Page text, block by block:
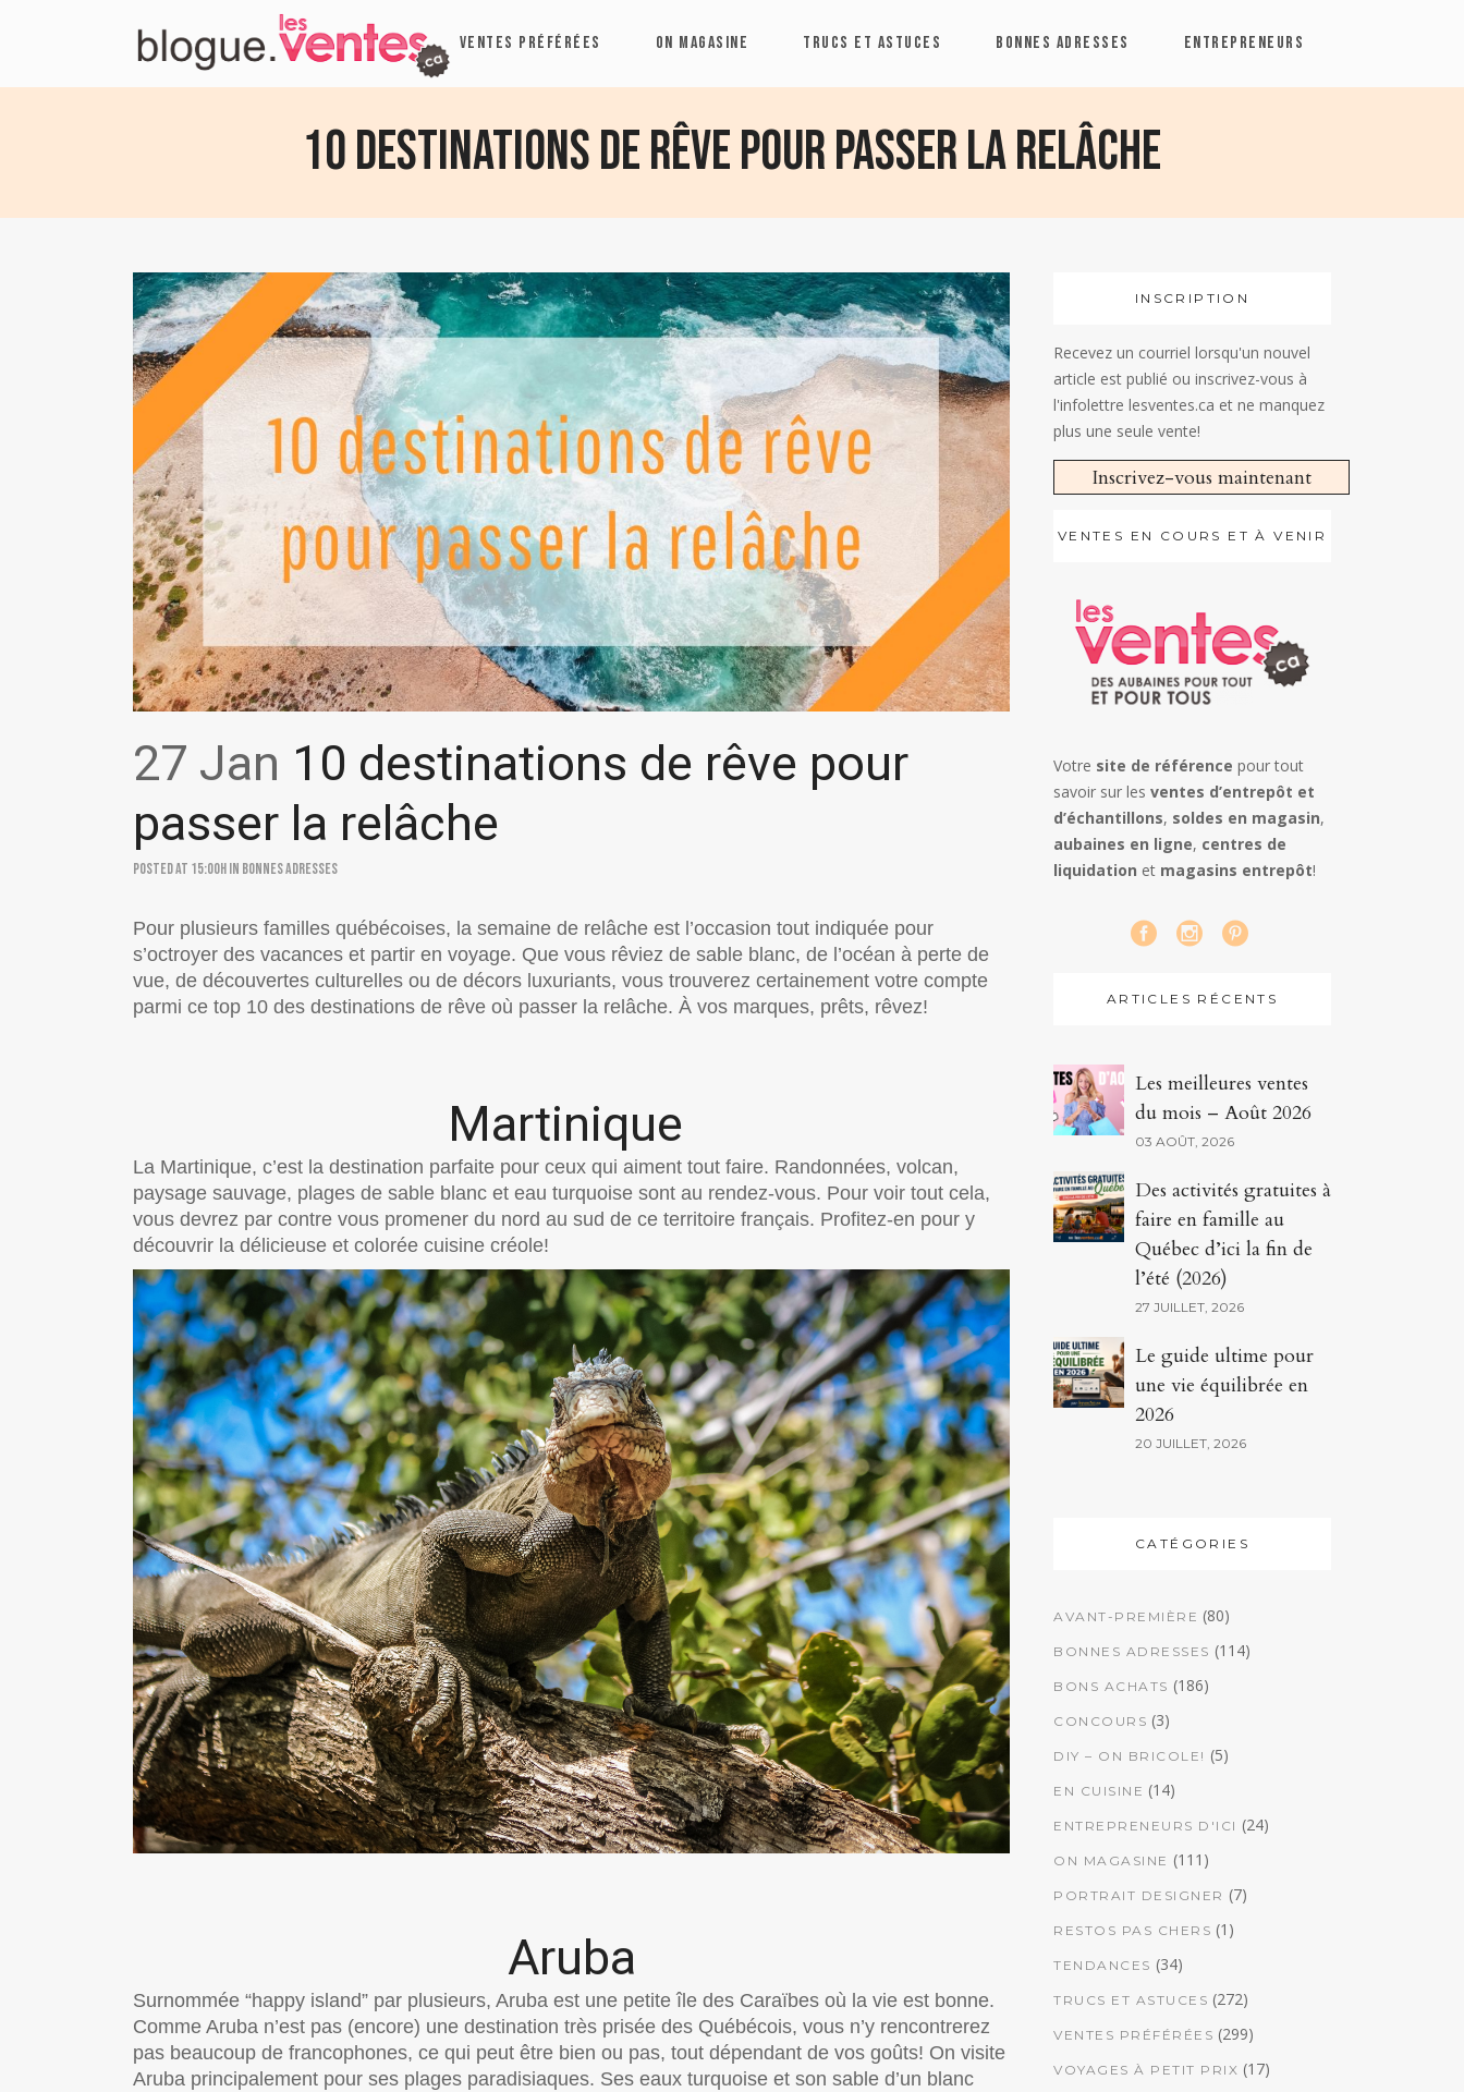
VENTES PRÉFÉRÉES ON MAGASINE TRUCS ET ASTUCES BONNES ADRESSES ENTREPRENEURS
10 destinations de rêve pour passer la relâche
27 Jan 10 destinations de rêve pour
passer la relâche
Posted at 15:00hin Bonnes adresses
Pour plusieurs familles québécoises, la semaine de relâche est l’occasion tout indiquée pour
s’octroyer des vacances et partir en voyage. Que vous rêviez de sable blanc, de l’océan à perte de
vue, de découvertes culturelles ou de décors luxuriants, vous trouverez certainement votre compte
parmi ce top 10 des destinations de rêve où passer la relâche. À vos marques, prêts, rêvez!
Martinique
La Martinique, c’est la destination parfaite pour ceux qui aiment tout faire. Randonnées, volcan,
paysage sauvage, plages de sable blanc et eau turquoise sont au rendez-vous. Pour voir tout cela,
vous devrez par contre vous promener du nord au sud de ce territoire français. Profitez-en pour y
découvrir la délicieuse et colorée cuisine créole!
Aruba
Surnommée “happy island” par plusieurs, Aruba est une petite île des Caraïbes où la vie est bonne.
Comme Aruba n’est pas (encore) une destination très prisée des Québécois, vous n’y rencontrerez
pas beaucoup de francophones, ce qui peut être bien ou pas, tout dépendant de vos goûts! On visite
Aruba principalement pour ses plages paradisiaques. Ses eaux turquoise et son sable d’un blanc
INSCRIPTION
Recevez un courriel lorsqu'un nouvel
article est publié ou inscrivez-vous à
l'infolettre lesventes.ca et ne manquez
plus une seule vente!
Inscrivez-vous maintenant
VENTES EN COURS ET À VENIR
Votre site de référence pour tout
savoir sur les ventes d’entrepôt et
d’échantillons, soldes en magasin,
aubaines en ligne, centres de
liquidation et magasins entrepôt!
ARTICLES RÉCENTS
Les meilleures ventes
du mois – Août 2026
03 AOÛT, 2026
Des activités gratuites à
faire en famille au
Québec d’ici la fin de
l’été (2026)
27 JUILLET, 2026
Le guide ultime pour
une vie équilibrée en
2026
20 JUILLET, 2026
CATÉGORIES
AVANT-PREMIÈRE (80)
BONNES ADRESSES (114)
BONS ACHATS (186)
CONCOURS (3)
DIY – ON BRICOLE! (5)
EN CUISINE (14)
ENTREPRENEURS D'ICI (24)
ON MAGASINE (111)
PORTRAIT DESIGNER (7)
RESTOS PAS CHERS (1)
TENDANCES (34)
TRUCS ET ASTUCES (272)
VENTES PRÉFÉRÉES (299)
VOYAGES À PETIT PRIX (17)